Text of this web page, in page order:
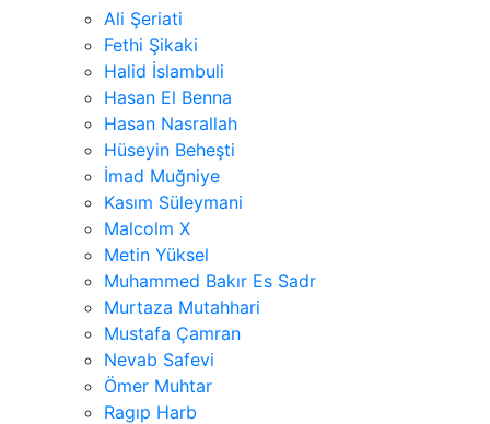
Ali Şeriati
Fethi Şikaki
Halid İslambuli
Hasan El Benna
Hasan Nasrallah
Hüseyin Beheşti
İmad Muğniye
Kasım Süleymani
Malcolm X
Metin Yüksel
Muhammed Bakır Es Sadr
Murtaza Mutahhari
Mustafa Çamran
Nevab Safevi
Ömer Muhtar
Ragıp Harb